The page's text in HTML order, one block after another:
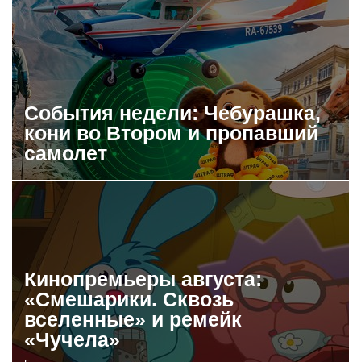
События недели: Чебурашка,
кони во Втором и пропавший
самолет
Кинопремьеры августа:
«Смешарики. Сквозь
вселенные» и ремейк
«Чучела»